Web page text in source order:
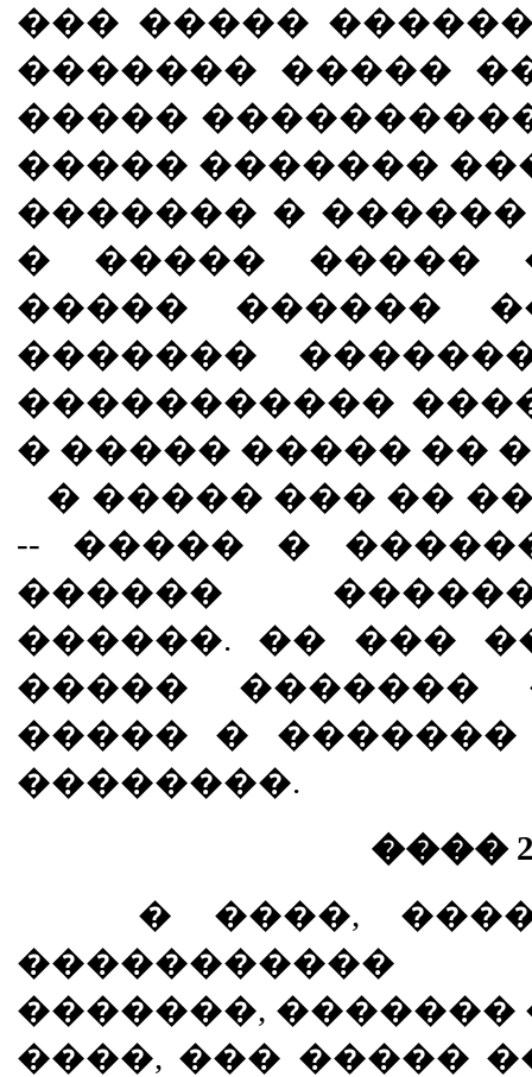
��� �����
������� �����
�����
����� �������
������� � ������
� ����� �����
����� ������
�������
�����������
� ����� ����� ��
� ����� ��� ��
-- ����� �
������
������. �� ���
����� �������
����� � �������
��������.
����
� ����,
�����������
�������, �������
����, ��� �����